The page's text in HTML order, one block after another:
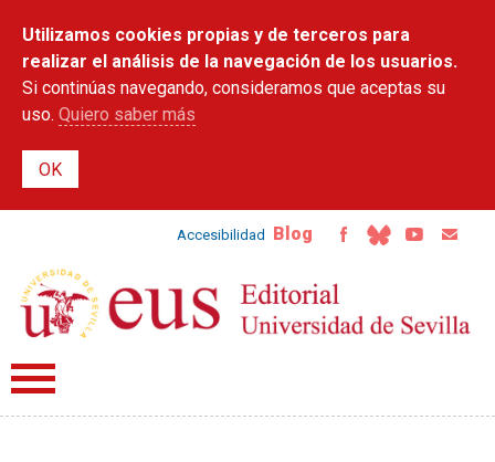
contenido
principal
Utilizamos cookies propias y de terceros para
realizar el análisis de la navegación de los usuarios.
Si continúas navegando, consideramos que aceptas su
uso. Quiero saber más
Accesibilidad Blog